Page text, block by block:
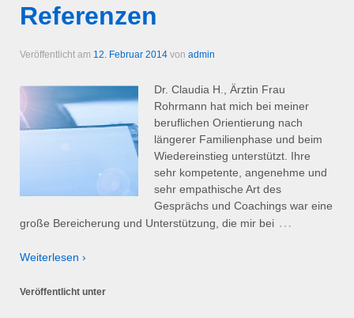
Referenzen
Veröffentlicht am 12. Februar 2014 von admin
Dr. Claudia H., Ärztin Frau
Rohrmann hat mich bei meiner
beruflichen Orientierung nach
längerer Familienphase und beim
Wiedereinstieg unterstützt. Ihre
sehr kompetente, angenehme und
sehr empathische Art des
Gesprächs und Coachings war eine
große Bereicherung und Unterstützung, die mir bei …
Weiterlesen ›
Veröffentlicht unter